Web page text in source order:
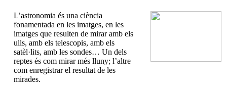
L’astronomia és una ciència
fonamentada en les imatges, en les
imatges que resulten de mirar amb els
ulls, amb els telescopis, amb els
satèl·lits, amb les sondes… Un dels
reptes és com mirar més lluny; l’altre
com enregistrar el resultat de les
mirades.